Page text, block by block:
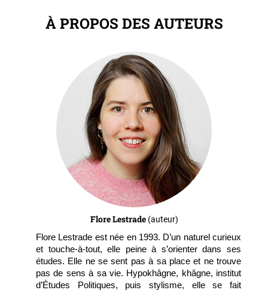
À PROPOS DES AUTEURS
Flore Lestrade(auteur)
Flore Lestrade est née en 1993. D’un naturel curieux
et touche-à-tout, elle peine à s’orienter dans ses
études. Elle ne se sent pas à sa place et ne trouve
pas de sens à sa vie. Hypokhâgne, khâgne, institut
d’Études Politiques, puis stylisme, elle se fait